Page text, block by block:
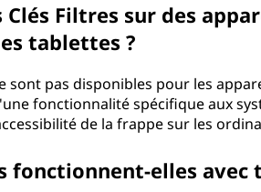
Filtres sur des
tablettes ?
sont pas disponibles pour les
fonctionnalité spécifique aux
de la frappe sur les
fonctionnent-elles